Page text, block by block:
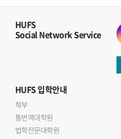
HUFS
Social Network Service
HUFS입학안내
학부
통번역대학원
법학전문대학원